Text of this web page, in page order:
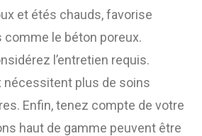
et étés chauds, favorise
le béton poreux.
l’entretien requis.
nécessitent plus de soins
Enfin, tenez compte de votre
haut de gamme peuvent être